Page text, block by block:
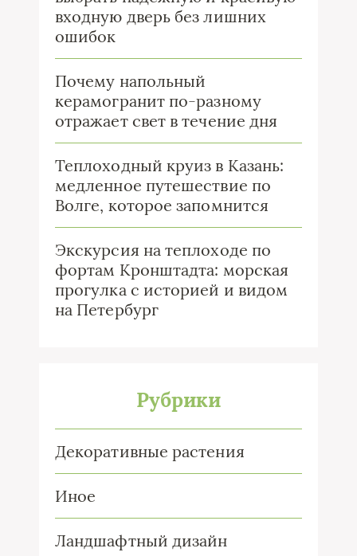
входную дверь без лишних
ошибок
Почему напольный
керамогранит по-разному
отражает свет в течение дня
Теплоходный круиз в Казань:
медленное путешествие по
Волге, которое запомнится
Экскурсия на теплоходе по
фортам Кронштадта: морская
прогулка с историей и видом
на Петербург
Рубрики
Декоративные растения
Иное
Ландшафтный дизайн